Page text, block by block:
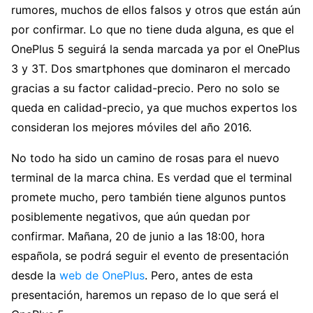
rumores, muchos de ellos falsos y otros que están aún
por confirmar. Lo que no tiene duda alguna, es que el
OnePlus 5 seguirá la senda marcada ya por el OnePlus
3 y 3T. Dos smartphones que dominaron el mercado
gracias a su factor calidad-precio. Pero no solo se
queda en calidad-precio, ya que muchos expertos los
consideran los mejores móviles del año 2016.
No todo ha sido un camino de rosas para el nuevo
terminal de la marca china. Es verdad que el terminal
promete mucho, pero también tiene algunos puntos
posiblemente negativos, que aún quedan por
confirmar. Mañana, 20 de junio a las 18:00, hora
española, se podrá seguir el evento de presentación
desde la web de OnePlus. Pero, antes de esta
presentación, haremos un repaso de lo que será el